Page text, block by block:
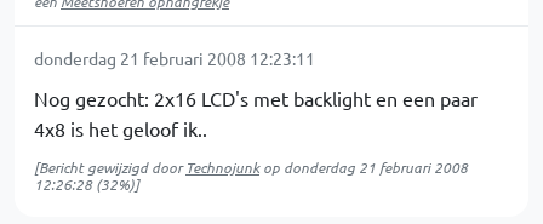
donderdag 21 februari 2008 12:23:11
Nog gezocht: 2x16 LCD's met backlight en een paar
4x8 is het geloof ik..
[Bericht gewijzigd doorTechnojunkop donderdag 21 februari 2008
12:26:28(32%)]